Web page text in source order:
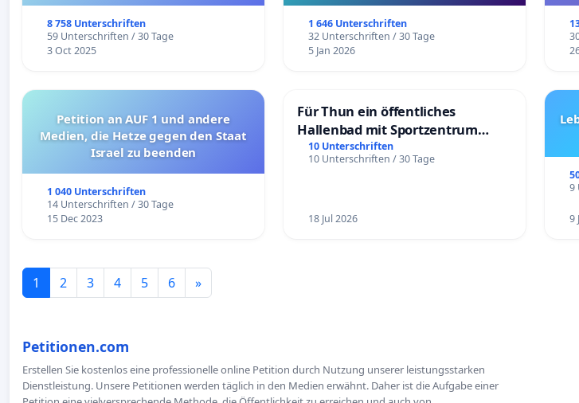
8 758 Unterschriften
59 Unterschriften / 30 Tage
3 Oct 2025
1 646 Unterschriften
32 Unterschriften / 30 Tage
5 Jan 2026
Petition an AUF 1 und andere
Medien, die Hetze gegen den Staat
Israel zu beenden
1 040 Unterschriften
14 Unterschriften / 30 Tage
15 Dec 2023
Für Thun ein öffentliches
Hallenbad mit Sportzentrum
schaffen
10 Unterschriften
10 Unterschriften / 30 Tage
18 Jul 2026
9
9
1 2 3 4 5 6 »
Petitionen.com
Erstellen Sie kostenlos eine professionelle online Petition durch Nutzung unserer leistungsstarken
Dienstleistung. Unsere Petitionen werden täglich in den Medien erwähnt. Daher ist die Aufgabe einer